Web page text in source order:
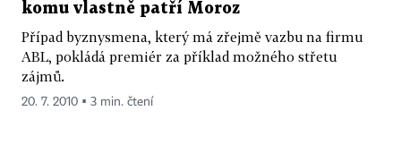
komu vlastně patří Moroz
Případ byznysmena, který má zřejmě vazbu na firmu
ABL, pokládá premiér za příklad možného střetu
zájmů.
20. 7. 2010 ▪ 3 min. čtení